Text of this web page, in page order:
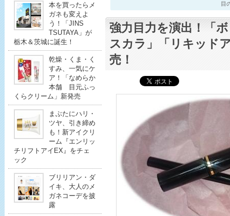
本を買ったらメ
ガネも変えよ
う！「JINS
TSUTAYA」が
栃木＆茨城に誕生！
乾燥・くま・く
すみ、一気にケ
ア！「なめらか
本舗 目元ふっ
くらクリーム」新発売
まぶたにハリ・
ツヤ、引き締め
も！新アイクリ
ーム『エンリッ
チリフトアイEX』をチェ
ック
ブリリアン・ダ
イキ、大人のメ
ガネコーデを披
露
目
強力目力を演出！「
スカラ」「リキッド
売！